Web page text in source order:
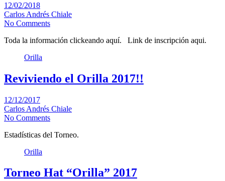
12/02/2018
Carlos Andrés Chiale
No Comments
Toda la información clickeando aquí. Link de inscripción aqui.
Orilla
Reviviendo el Orilla 2017!!
12/12/2017
Carlos Andrés Chiale
No Comments
Estadísticas del Torneo.
Orilla
Torneo Hat “Orilla” 2017